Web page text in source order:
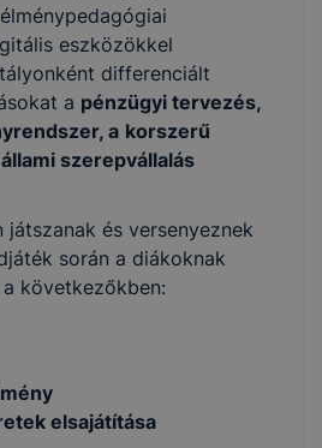
eszközökkel
differenciált
a pénzügyi tervezés,
a korszerű
szerepvállalás
és versenyeznek
során a diákoknak
következőkben:
elsajátítása